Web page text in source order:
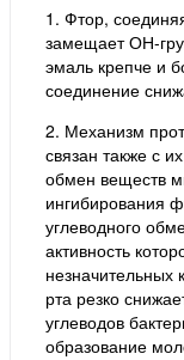
1. Фтор,
замещает ОН-
эмаль крепче и
соединение
2. Механизм
связан также с
обмен веществ
ингибирования
углеводного
активность
незначительных
рта резко
углеводов
образование